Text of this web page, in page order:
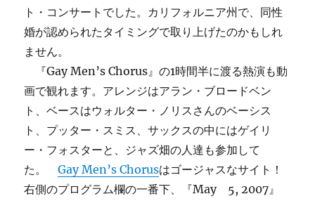
ト・コンサートでした。カリフォルニア州で、同性
婚が認められたタイミングで取り上げたのかもしれ
ません。
『Gay Men’s Chorus』の1時間半に渡る熱演も動
画で観れます。アレンジはアラン・ブロードベン
ト、ベースはウォルター・ノリスさんのベーシス
ト、プッター・スミス、サックスの中にはゲイリ
ー・フォスターと、ジャズ畑の人達も参加して
た。Gay Men’s Chorusはゴージャスなサイト！
右側のプログラム欄の一番下、『May 5, 2007』